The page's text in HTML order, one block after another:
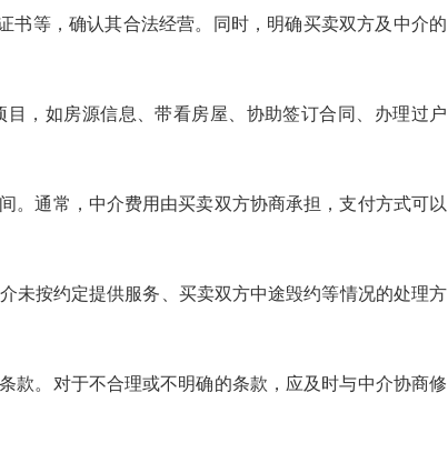
等，确认其合法经营。同时，明确买卖双方及中介的
如房源信息、带看房屋、协助签订合同、办理过户
通常，中介费用由买卖双方协商承担，支付方式可以
按约定提供服务、买卖双方中途毁约等情况的处理方
。对于不合理或不明确的条款，应及时与中介协商修